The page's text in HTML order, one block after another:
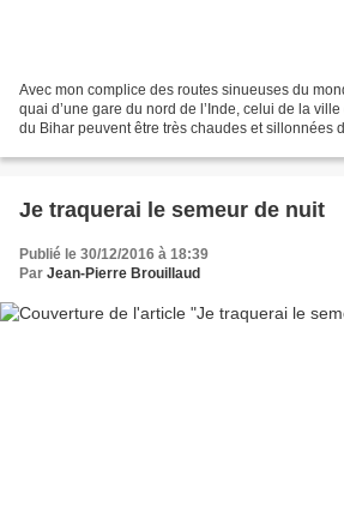
Avec mon complice des routes sinueuses du
quai d’une gare du nord de l’Inde, celui de la
du Bihar peuvent être très chaudes et sillonnées
Je traquerai le semeur de nuit
Publié le 30/12/2016 à 18:39
Par Jean-Pierre Brouillaud